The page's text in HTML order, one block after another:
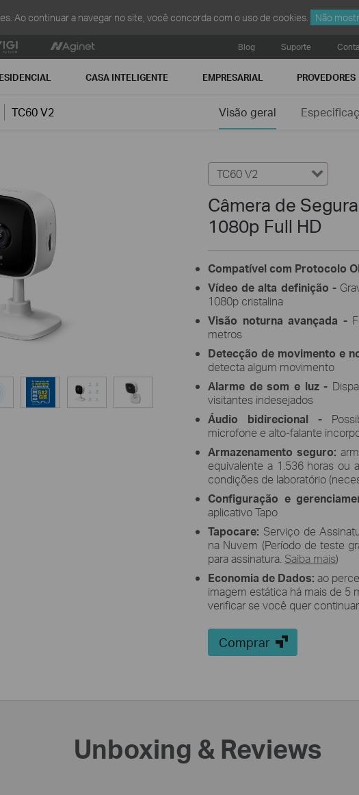
Ao continuar a navegar no site, você concorda com o uso de cookies. Não
Blog Suporte
CASA INTELIGENTE EMPRESARIAL PROVEDORES
TC60 V2 Visão geral
TC60 V2
Câmera de
1080p Full HD
Compatível com Protocolo
Vídeo de alta definição -
1080p cristalina
Visão noturna avançada -
metros
Detecção de movimento e
detecta algum movimento
Alarme de som e luz -
visitantes indesejados
Áudio bidirecional -
microfone e alto-falante
Armazenamento seguro:
equivalente a 1.536 horas ou
condições de laboratório
Configuração e
aplicativo Tapo
Tapocare: Serviço de
na Nuvem (Período de teste
para assinatura. Saiba mais)
Economia de Dados: ao
imagem estática há mais de 5
verificar se você quer
Comprar
Unboxing & Reviews